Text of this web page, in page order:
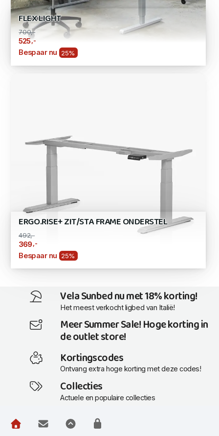
FLEX LIGHT
700,-
525,-
Bespaar nu 25%
ERGO.RISE+ ZIT/STA FRAME ONDERSTEL
492,-
369,-
Bespaar nu 25%
Vela Sunbed nu met 18% korting!
Het meest verkocht ligbed van Italië!
Meer Summer Sale! Hoge korting in
de outlet store!
Kortingscodes
Ontvang extra hoge korting met deze codes!
Collecties
Actuele en populaire collecties